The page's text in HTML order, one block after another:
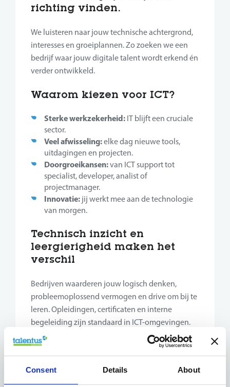
Consent Details About
richting vinden.
We luisteren naar jouw technische achtergrond,
interesses en groeiplannen. Zo zoeken we een
bedrijf waar jouw digitale talent wordt erkend én
verder ontwikkeld.
Waarom kiezen voor ICT?
Sterke werkzekerheid: IT blijft een cruciale
sector.
Veel afwisseling:elke dag nieuwe tools,
uitdagingen en projecten.
Doorgroeikansen:van ICT support tot
specialist, developer, analist of
projectmanager.
Innovatie: jij werkt mee aan de technologie
van morgen.
Technisch inzicht en
leergierigheid maken het
verschil
Bedrijven waarderen jouw logisch denken,
probleemoplossend vermogen en drive om bij te
leren. Opleidingen, certificaten en interne
begeleiding zijn standaard in ICT-omgevingen.
Vind jouw IT-match met
Talentus
Wij begeleiden ICT-talenten naar bedrijven die